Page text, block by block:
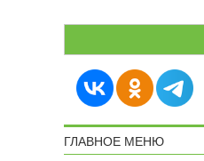
ГЛАВНОЕ МЕНЮ